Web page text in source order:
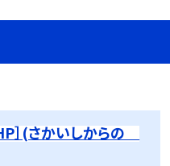
］(さかいしからの